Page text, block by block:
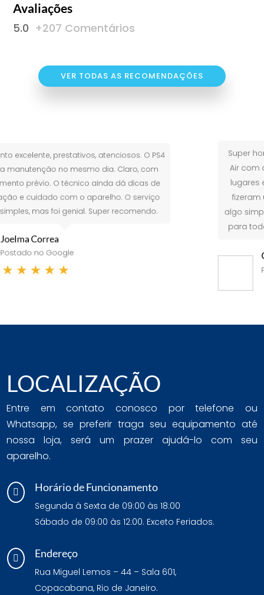
Avaliações
5.0 +207 Comentários
VER TODAS AS RECOMENDAÇÕES
atenciosos. O PS4
dia. Claro, com
ainda dá dicas de
O serviço
Super recomendo.
Super honestos e
Air com defeito no
lugares e me cobraram
fizeram uma limpeza e
algo simples! Agradeço a
para todos! Melhor
Gabriela Olioti
★★★
LOCALIZAÇÃO
Entre em contato conosco por telefone ou
Whatsapp, se preferir traga seu equipamento até
nossa loja, será um prazer ajudá-lo com seu
aparelho.
 Horário de Funcionamento
Segunda à Sexta de 09:00 às 18:00
Sábado de 09:00 às 12:00. Exceto Feriados.
 Endereço
Rua Miguel Lemos – 44 – Sala 601,
Copacabana, Rio de Janeiro.